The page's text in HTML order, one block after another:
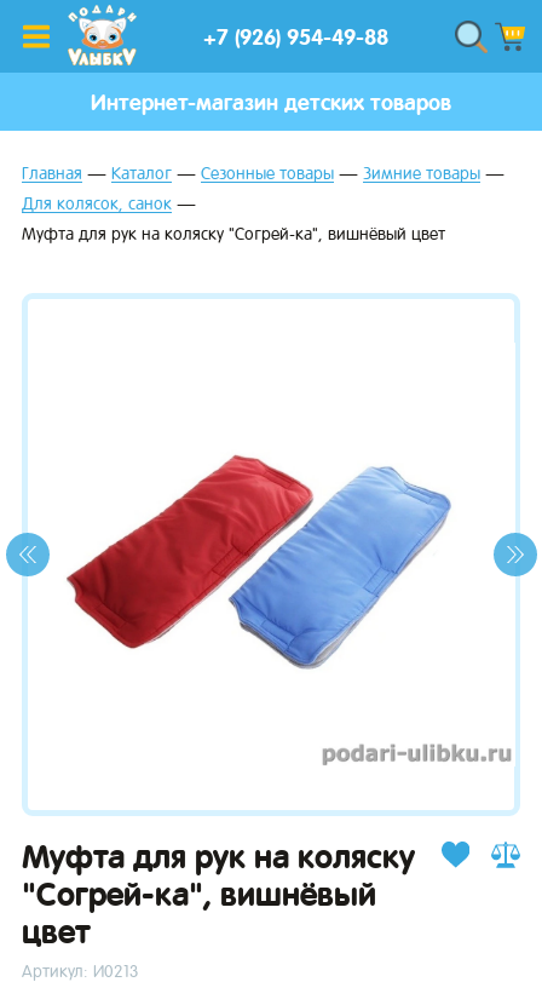
+7 (926) 954-49-88
Интернет-магазин детских товаров
Главная Каталог Сезонные товары
Зимние товары
Для колясок, санок
Муфта для рук на коляску "Согрей-ка", вишнёвый цвет
Муфта для рук на коляску
"Согрей-ка", вишнёвый
цвет
Артикул: И0213